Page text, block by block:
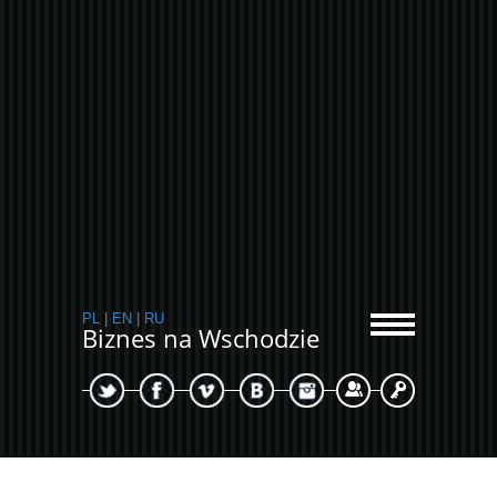
PL EN RU
Biznes na Wschodzie
Sign Up